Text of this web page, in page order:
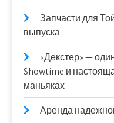
Запчасти для
выпуска
«Декстер» —
Showtime и
маньяках
Аренда